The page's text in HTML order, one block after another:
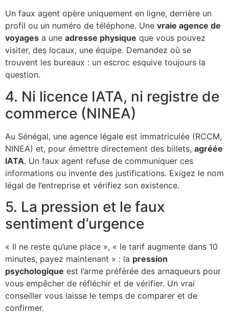
Un faux agent opère uniquement en ligne, derrière un
profil ou un numéro de téléphone. Une vraie agence de
voyages a une adresse physique que vous pouvez
visiter, des locaux, une équipe. Demandez où se
trouvent les bureaux : un escroc esquive toujours la
question.
4. Ni licence IATA, ni registre de
commerce (NINEA)
Au Sénégal, une agence légale est immatriculée (RCCM,
NINEA) et, pour émettre directement des billets, agréée
IATA. Un faux agent refuse de communiquer ces
informations ou invente des justifications. Exigez le nom
légal de l’entreprise et vérifiez son existence.
5. La pression et le faux
sentiment d’urgence
« Il ne reste qu’une place », « le tarif augmente dans 10
minutes, payez maintenant » : la pression
psychologique est l’arme préférée des arnaqueurs pour
vous empêcher de réfléchir et de vérifier. Un vrai
conseiller vous laisse le temps de comparer et de
confirmer.